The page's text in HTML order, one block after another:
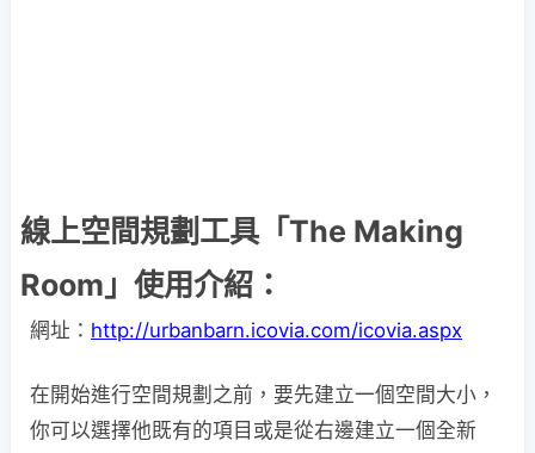
線上空間規劃工具「The Making
Room」使用介紹：
網址： http://urbanbarn.icovia.com/icovia.aspx
在開始進行空間規劃之前，要先建立一個空間大小，
你可以選擇他既有的項目或是從右邊建立一個全新